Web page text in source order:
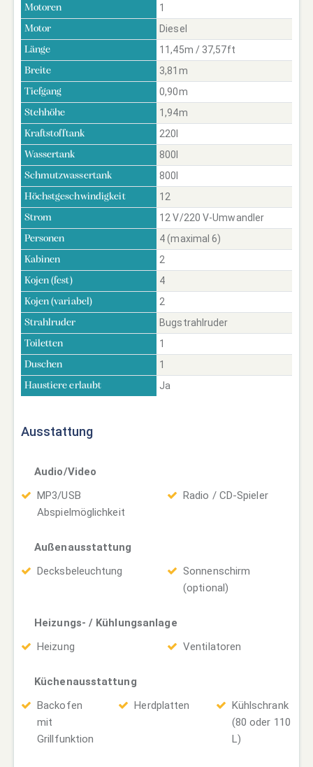
Motoren 1
Motor Diesel
Länge 11,45m / 37,57ft
Breite 3,81m
Tiefgang 0,90m
Stehhöhe 1,94m
Kraftstofftank 220l
Wassertank 800l
Schmutzwassertank 800l
Höchstgeschwindigkeit 12
Strom 12 V/220 V-Umwandler
Personen 4 (maximal 6)
Kabinen 2
Kojen (fest) 4
Kojen (variabel) 2
Strahlruder Bugstrahlruder
Toiletten 1
Duschen 1
Haustiere erlaubt Ja
Ausstattung
Audio/Video
MP3/USB
Abspielmöglichkeit
Radio / CD-Spieler
Außenausstattung
Decksbeleuchtung
Sonnenschirm
(optional)
Heizungs- / Kühlungsanlage
Heizung
Ventilatoren
Küchenausstattung
Backofen
mit
Grillfunktion
Herdplatten
Kühlschrank
(80 oder 110
L)